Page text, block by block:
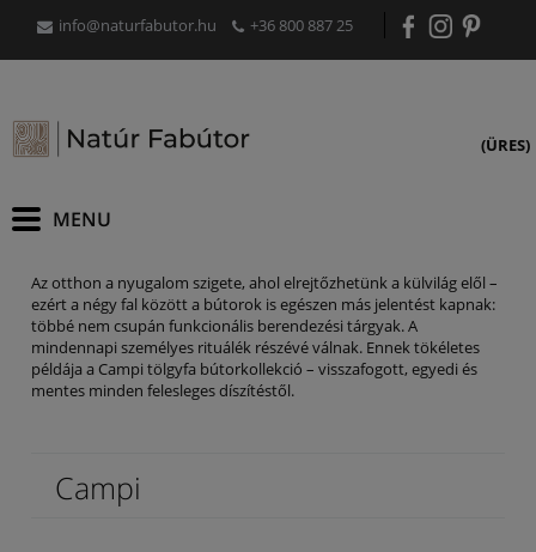
info@naturfabutor.hu +36 800 887 25
(ÜRES)
Az otthon a nyugalom szigete, ahol elrejtőzhetünk a külvilág elől –
ezért a négy fal között a bútorok is egészen más jelentést kapnak:
többé nem csupán funkcionális berendezési tárgyak. A
mindennapi személyes rituálék részévé válnak. Ennek tökéletes
példája a Campi tölgyfa bútorkollekció – visszafogott, egyedi és
mentes minden felesleges díszítéstől.
Campi